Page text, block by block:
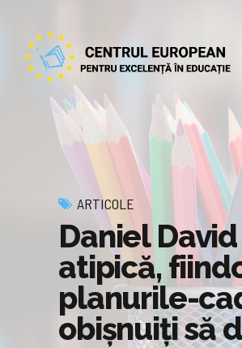
ARTICOLE
Daniel
atipică,
planurile-
obișnuiți să